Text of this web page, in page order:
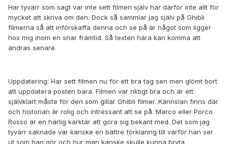
Har tyvärr som sagt var inte sett filmen själv har därför inte allt för
mycket att skriva om den. Dock så sammlar jag själv på Ghibli
filmerna så att införskaffa denna och se på är något som ligger
hos mig inom en snar framtid. Så texten hära kan komma att
ändras senare.
Uppdatering: Har sett filmen nu för ett bra tag sen men glömt bort
att uppdatera posten bara. Filmen var riktigt bra och är ett
självklart måste för den som gillar Ghibli filmer. Kännslan finns där
och historian är rolig och intressant att se på. Marco eller Porco
Rosso är en härlig karktär att göra sig bekant med. Det som jag
tyvärr saknade var kanske en bättre förklaring till varför han ser
ut som han gör och hur man kanske skulle kunna bryta